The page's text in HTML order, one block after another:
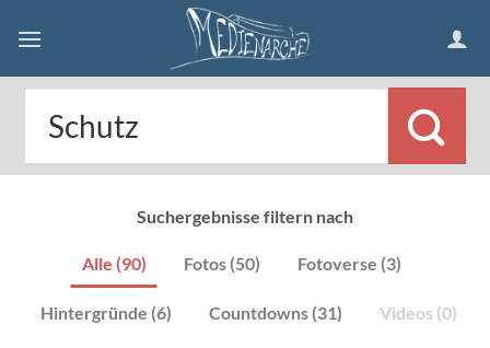
Suchergebnisse filtern nach
Alle (90) Fotos (50) Fotoverse (3)
Hintergründe (6) Countdowns (31) Videos (0)